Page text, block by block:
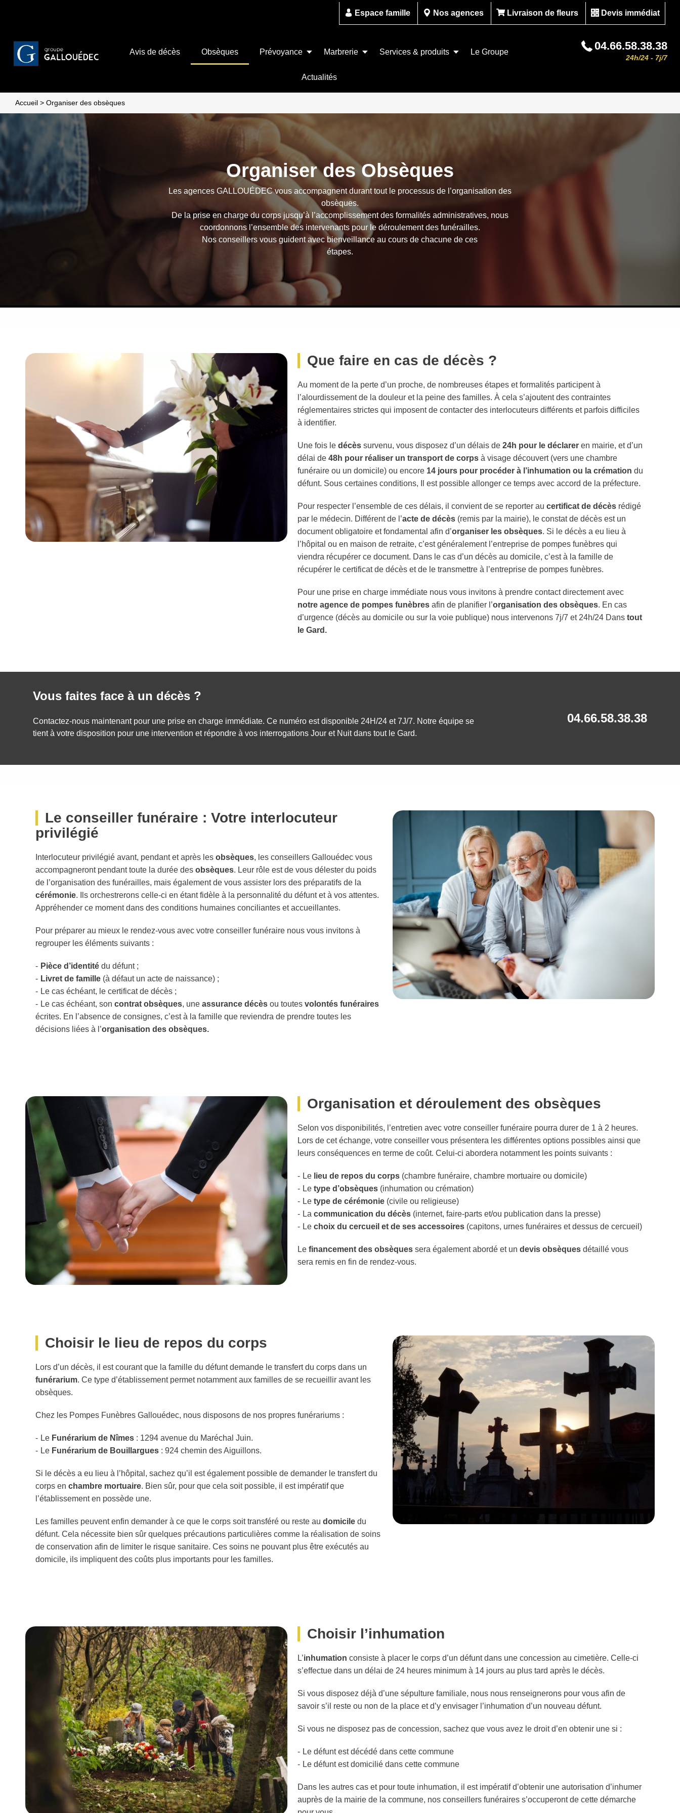
Espace famille Nos agences Livraison de fleurs Devis immédiat
Avis de décès Obsèques Prévoyance Marbrerie Services & produits Le Groupe
Actualités
04.66.58.38.38
24h/24 - 7j/7
Accueil > Organiser des obsèques
Organiser des Obsèques
Les agences GALLOUÉDEC vous accompagnent durant tout le processus de l’organisation des
obsèques.
De la prise en charge du corps jusqu’à l’accomplissement des formalités administratives, nous
coordonnons l’ensemble des intervenants pour le déroulement des funérailles.
Nos conseillers vous guident avec bienveillance au cours de chacune de ces
étapes.
Que faire en cas de décès ?
Au moment de la perte d’un proche, de nombreuses étapes et formalités participent à
l’alourdissement de la douleur et la peine des familles. À cela s’ajoutent des contraintes
réglementaires strictes qui imposent de contacter des interlocuteurs différents et parfois difficiles
à identifier.
Une fois ledécès survenu, vous disposez d’un délais de24h pour le déclarer en mairie, et d’un
délai de48h pour réaliser un transport de corps à visage découvert (vers une chambre
funéraire ou un domicile) ou encore 14 jours pour procéder à l’inhumation ou la crémation du
défunt. Sous certaines conditions, Il est possible allonger ce temps avec accord de la préfecture.
Pour respecter l’ensemble de ces délais, il convient de se reporter aucertificat de décès rédigé
par le médecin. Différent de l’acte de décès (remis par la mairie), le constat de décès est un
document obligatoire et fondamental afin d’organiser les obsèques. Si le décès a eu lieu à
l’hôpital ou en maison de retraite, c’est généralement l’entreprise de pompes funèbres qui
viendra récupérer ce document. Dans le cas d’un décès au domicile, c’est à la famille de
récupérer le certificat de décès et de le transmettre à l’entreprise de pompes funèbres.
Pour une prise en charge immédiate nous vous invitons à prendre contact directement avec
notre agence de pompes funèbres afin de planifier l’organisation des obsèques. En cas
d’urgence (décès au domicile ou sur la voie publique) nous intervenons 7j/7 et 24h/24 Danstout
le Gard.
Vous faites face à un décès ?
Contactez-nous maintenant pour une prise en charge immédiate. Ce numéro est disponible 24H/24 et 7J/7. Notre équipe se
tient à votre disposition pour une intervention et répondre à vos interrogations Jour et Nuit dans tout le Gard.
04.66.58.38.38
Le conseiller funéraire : Votre interlocuteur
privilégié
Interlocuteur privilégié avant, pendant et après les obsèques, les conseillers Gallouédec vous
accompagneront pendant toute la durée des obsèques. Leur rôle est de vous délester du poids
de l’organisation des funérailles, mais également de vous assister lors des préparatifs de la
cérémonie. Ils orchestrerons celle-ci en étant fidèle à la personnalité du défunt et à vos attentes.
Appréhender ce moment dans des conditions humaines conciliantes et accueillantes.
Pour préparer au mieux le rendez-vous avec votre conseiller funéraire nous vous invitons à
regrouper les éléments suivants :
Pièce d’identité du défunt ;
Livret de famille (à défaut un acte de naissance) ;
Le cas échéant, le certificat de décès ;
Le cas échéant, son contrat obsèques, une assurance décès ou toutes volontés funéraires
écrites. En l’absence de consignes, c’est à la famille que reviendra de prendre toutes les
décisions liées à l’organisation des obsèques.
Organisation et déroulement des obsèques
Selon vos disponibilités, l’entretien avec votre conseiller funéraire pourra durer de 1 à 2 heures.
Lors de cet échange, votre conseiller vous présentera les différentes options possibles ainsi que
leurs conséquences en terme de coût. Celui-ci abordera notamment les points suivants :
Le lieu de repos du corps (chambre funéraire, chambre mortuaire ou domicile)
Letype d’obsèques (inhumation ou crémation)
Letype de cérémonie (civile ou religieuse)
Lacommunication du décès (internet, faire-parts et/ou publication dans la presse)
Lechoix du cercueil et de ses accessoires (capitons, urnes funéraires et dessus de cercueil)
Lefinancement des obsèques sera également abordé et undevis obsèques détaillé vous
sera remis en fin de rendez-vous.
Choisir le lieu de repos du corps
Lors d’un décès, il est courant que la famille du défunt demande le transfert du corps dans un
funérarium. Ce type d’établissement permet notamment aux familles de se recueillir avant les
obsèques.
Chez les Pompes Funèbres Gallouédec, nous disposons de nos propres funérariums :
Le Funérarium de Nîmes : 1294 avenue du Maréchal Juin.
Le Funérarium de Bouillargues : 924 chemin des Aiguillons.
Si le décès a eu lieu à l’hôpital, sachez qu’il est également possible de demander le transfert du
corps en chambre mortuaire. Bien sûr, pour que cela soit possible, il est impératif que
l’établissement en possède une.
Les familles peuvent enfin demander à ce que le corps soit transféré ou reste au domicile du
défunt. Cela nécessite bien sûr quelques précautions particulières comme la réalisation de soins
de conservation afin de limiter le risque sanitaire. Ces soins ne pouvant plus être exécutés au
domicile, ils impliquent des coûts plus importants pour les familles.
Choisir l’inhumation
L’inhumation consiste à placer le corps d’un défunt dans une concession au cimetière. Celle-ci
s’effectue dans un délai de 24 heures minimum à 14 jours au plus tard après le décès.
Si vous disposez déjà d’une sépulture familiale, nous nous renseignerons pour vous afin de
savoir s’il reste ou non de la place et d’y envisager l’inhumation d’un nouveau défunt.
Si vous ne disposez pas de concession, sachez que vous avez le droit d’en obtenir une si :
Le défunt est décédé dans cette commune
Le défunt est domicilié dans cette commune
Dans les autres cas et pour toute inhumation, il est impératif d’obtenir une autorisation d’inhumer
auprès de la mairie de la commune, nos conseillers funéraires s’occuperont de cette démarche